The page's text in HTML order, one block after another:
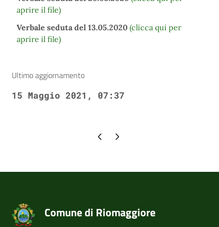
aprire il file)
Verbale seduta del 13.05.2020 (clicca qui per
aprire il file)
Ultimo aggiornamento
15 Maggio 2021, 07:37
Pagina precedente
Pagina successiva
Comune di Riomaggiore